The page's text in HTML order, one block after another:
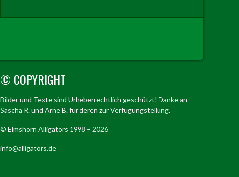
© COPYRIGHT
Bilder und Texte sind Urheberrechtlich geschützt! Danke an
Sascha R. und Arne B. für deren zur Verfügungstellung.
© Elmshorn Alligators 1998 – 2026
info@alligators.de